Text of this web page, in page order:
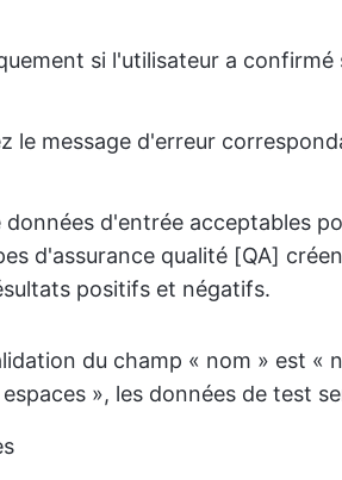
si l'utilisateur a confirmé
le message d'erreur
d'entrée acceptables
d'assurance qualité [QA]
positifs et négatifs.
du champ « nom » est «
», les données de test